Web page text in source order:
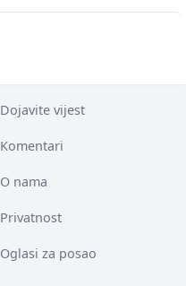
Dojavite vijest
Komentari
O nama
Privatnost
Oglasi za posao